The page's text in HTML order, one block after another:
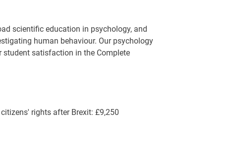
scientific education in psychology, and
human behaviour. Our psychology
student satisfaction in the Complete
rights after Brexit: £9,250